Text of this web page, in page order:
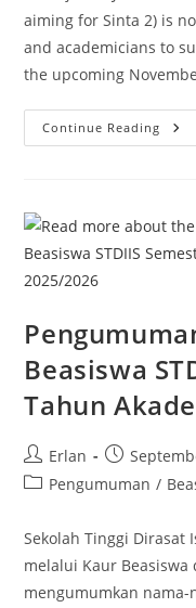
aiming for Sinta 2) is
and academicians to
the upcoming
Continue Reading Call
For
Of
Beasiswa
Tahun
Post
author:
Erlan
Post
published:
PostPengumuman /
Sekolah Tinggi Dirasat
melalui Kaur
mengumumkan nama-